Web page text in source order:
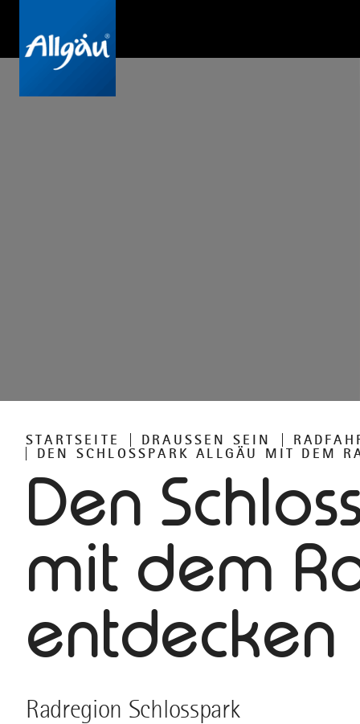
STARTSEITE DRAUSSEN SEIN
DEN SCHLOSSPARK ALLGÄU MIT DEM
Den
mit dem
entdecken
Radregion Schlosspark